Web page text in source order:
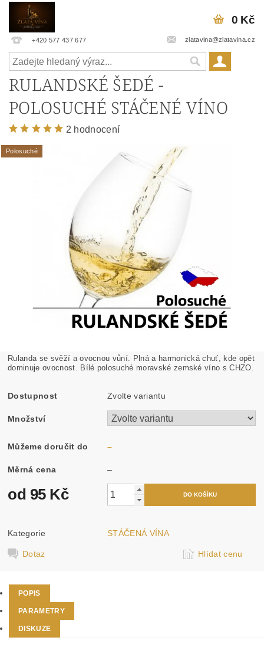
+420 577 437 677 zlatavina@zlatavina.cz
0 Kč
RULANDSKÉ ŠEDÉ -
POLOSUCHÉ STÁČENÉ VÍNO
2 hodnocení
Polosuché
Rulanda se svěží a ovocnou vůní. Plná a harmonická chuť, kde opět
dominuje ovocnost.
Bílé polosuché moravské zemské víno s CHZO.
Dostupnost Zvolte variantu
Množství
Můžeme doručit do –
Měrná cena –
od 95 Kč
Kategorie STÁČENÁ VÍNA
Dotaz Hlídat cenu
POPIS
PARAMETRY
DISKUZE